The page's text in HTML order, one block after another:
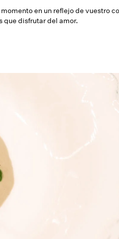
en un reflejo de vuestro
que disfrutar del amor.